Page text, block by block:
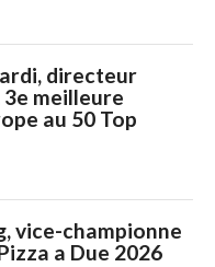
directeur
meilleure
au 50 Top
vice-championne
a Due 2026